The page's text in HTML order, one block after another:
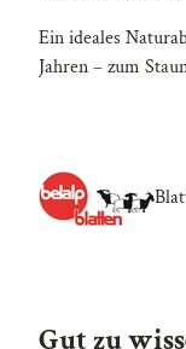
Ein ideales
Jahren – zum
Gut zu